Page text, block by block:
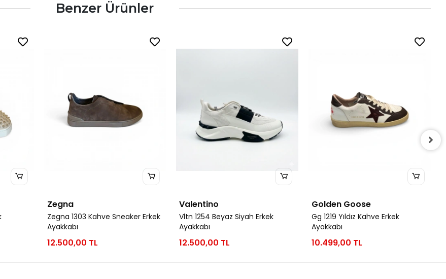
Benzer Ürünler
Zegna
Zegna 1303 Kahve Sneaker Erkek
Ayakkabı
12.500,00 TL
Valentino
Vltn 1254 Beyaz Siyah Erkek
Ayakkabı
12.500,00 TL
Golden Goose
Gg 1219 Yıldız Kahve Erkek
Ayakkabı
10.499,00 TL